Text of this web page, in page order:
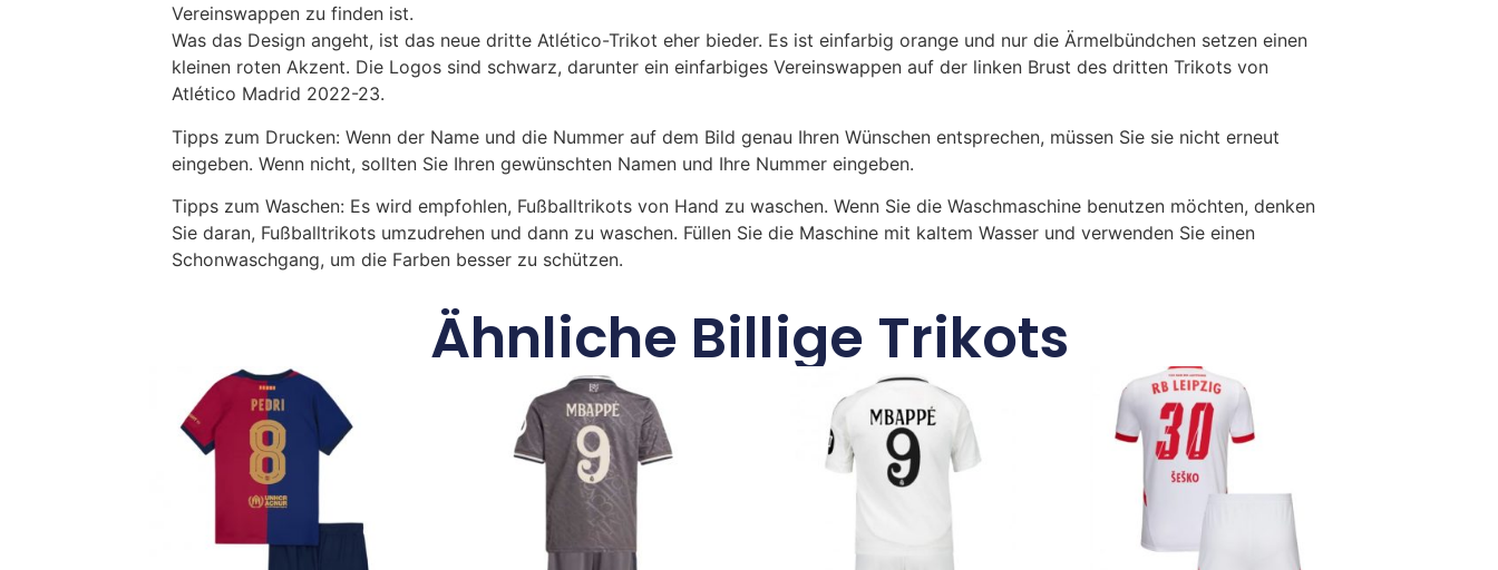
Vereinswappen zu finden ist.
Was das Design angeht, ist das neue dritte Atlético-Trikot eher bieder. Es ist einfarbig orange und nur die Ärmelbündchen setzen einen
kleinen roten Akzent. Die Logos sind schwarz, darunter ein einfarbiges Vereinswappen auf der linken Brust des dritten Trikots von
Atlético Madrid 2022-23.
Tipps zum Drucken: Wenn der Name und die Nummer auf dem Bild genau Ihren Wünschen entsprechen, müssen Sie sie nicht erneut
eingeben. Wenn nicht, sollten Sie Ihren gewünschten Namen und Ihre Nummer eingeben.
Tipps zum Waschen: Es wird empfohlen, Fußballtrikots von Hand zu waschen. Wenn Sie die Waschmaschine benutzen möchten, denken
Sie daran, Fußballtrikots umzudrehen und dann zu waschen. Füllen Sie die Maschine mit kaltem Wasser und verwenden Sie einen
Schonwaschgang, um die Farben besser zu schützen.
Ähnliche Billige Trikots